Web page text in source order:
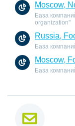
Moscow,
База
organization"
Russia,
База
Moscow,
База